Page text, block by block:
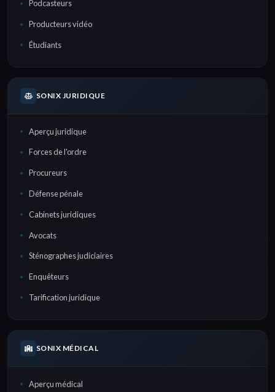
Podcasteurs
Producteurs vidéo
Étudiants
SONIX JURIDIQUE
Aperçu juridique
Forces de l'ordre
Procureurs
Défense pénale
Cabinets juridiques
Avocats
Sténographes judiciaires
Enquêteurs
Tarification juridique
SONIX MÉDICAL
Aperçu médical